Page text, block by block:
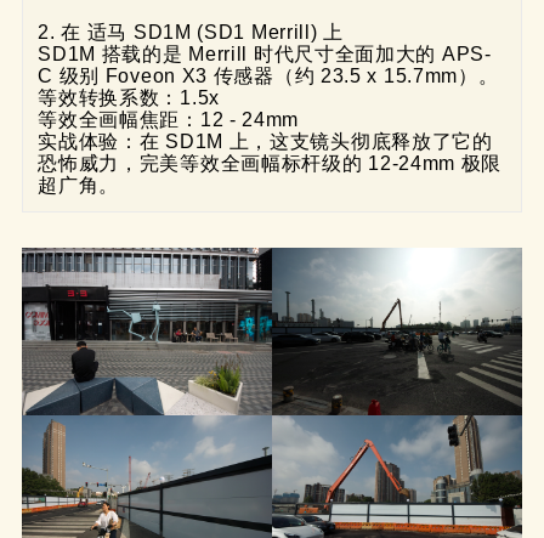
2. 在 适马 SD1M (SD1 Merrill) 上
SD1M 搭载的是 Merrill 时代尺寸全面加大的 APS-
C 级别 Foveon X3 传感器（约 23.5 x 15.7mm）。
等效转换系数：1.5x
等效全画幅焦距：12 - 24mm
实战体验：在 SD1M 上，这支镜头彻底释放了它的
恐怖威力，完美等效全画幅标杆级的 12-24mm 极限
超广角。